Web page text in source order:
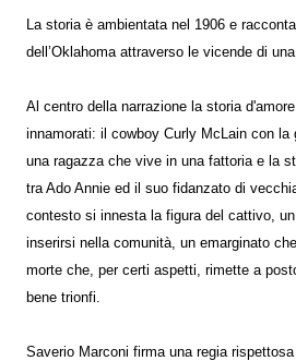
La storia è ambientata nel 1906 e
dell’Oklahoma attraverso le vicende di
Al centro della narrazione la storia
innamorati: il cowboy Curly McLain con la
una ragazza che vive in una fattoria e la
tra Ado Annie ed il suo fidanzato di
contesto si innesta la figura del cattivo,
inserirsi nella comunità, un emarginato
morte che, per certi aspetti, rimette a
bene trionfi.
Saverio Marconi firma una regia